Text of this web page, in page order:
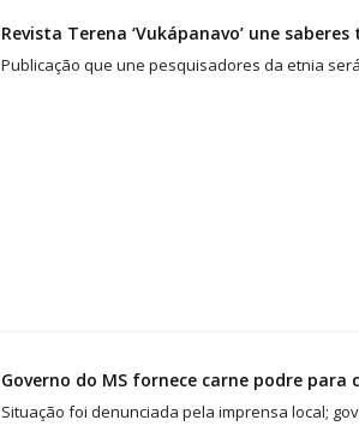
Revista Terena ‘Vukápanavo’ une
Publicação que une pesquisadores da etnia
Governo do MS fornece carne podre para
Situação foi denunciada pela imprensa local;